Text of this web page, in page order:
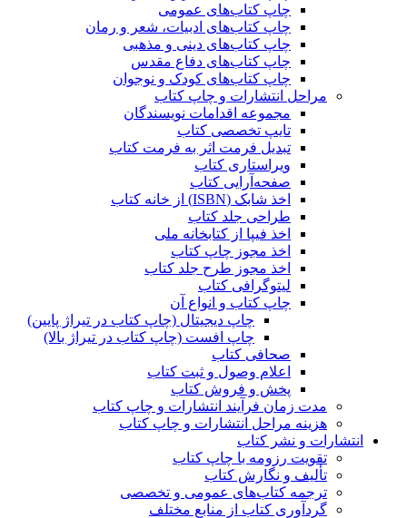
چاپ کتاب‌های عمومی
چاپ کتاب‌های ادبیات، شعر و رمان
چاپ کتاب‌های دینی و مذهبی
چاپ کتاب‌های دفاع مقدس
چاپ کتاب‌های کودک و نوجوان
مراحل انتشارات و چاپ کتاب
مجموعه اقدامات نویسندگان
تایپ تخصصی کتاب
تبدیل فرمت اثر به فرمت کتاب
ویراستاری کتاب
صفحه‌آرایی کتاب
اخذ شابک (ISBN) از خانه کتاب
طراحی جلد کتاب
اخذ فیپا از کتابخانه ملی
اخذ مجوز چاپ کتاب
اخذ مجوز طرح جلد کتاب
لیتوگرافی کتاب
چاپ کتاب و انواع آن
چاپ دیجیتال (چاپ کتاب در تیراژ پایین)
چاپ افست (چاپ کتاب در تیراژ بالا)
صحافی کتاب
اعلام وصول و ثبت کتاب
پخش و فروش کتاب
مدت زمان فرآیند انتشارات و چاپ کتاب
هزینه مراحل انتشارات و چاپ کتاب
انتشارات و نشر کتاب
تقویت رزومه با چاپ کتاب
تألیف و نگارش کتاب
ترجمه کتاب‌های عمومی و تخصصی
گردآوری کتاب از منابع مختلف